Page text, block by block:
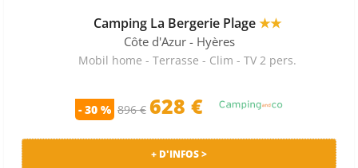
Camping La Bergerie Plage★★
Côte d'Azur - Hyères
Mobil home - Terrasse - Clim - TV 2 pers.
- 30 % 896 € 628 €
+ D'INFOS >